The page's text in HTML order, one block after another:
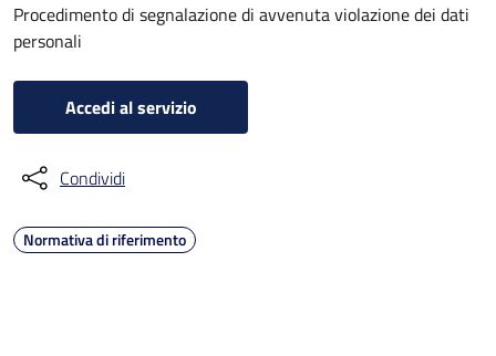
Procedimento di segnalazione di avvenuta violazione dei dati
personali
Accedi al servizio
Condividi
Normativa di riferimento